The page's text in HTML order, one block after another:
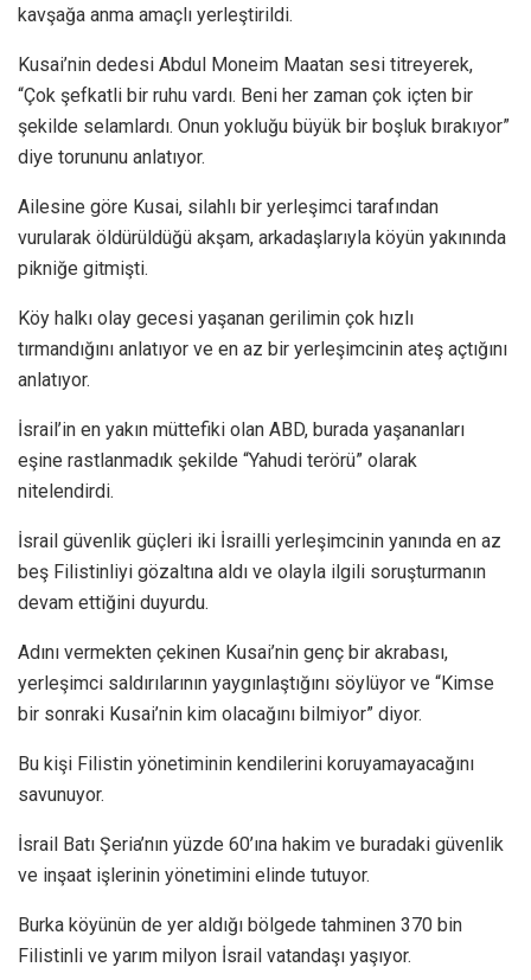
kavşağa anma amaçlı yerleştirildi.
Kusai’nin dedesi Abdul Moneim Maatan sesi titreyerek,
“Çok şefkatli bir ruhu vardı. Beni her zaman çok içten bir
şekilde selamlardı. Onun yokluğu büyük bir boşluk bırakıyor”
diye torununu anlatıyor.
Ailesine göre Kusai, silahlı bir yerleşimci tarafından
vurularak öldürüldüğü akşam, arkadaşlarıyla köyün yakınında
pikniğe gitmişti.
Köy halkı olay gecesi yaşanan gerilimin çok hızlı
tırmandığını anlatıyor ve en az bir yerleşimcinin ateş açtığını
anlatıyor.
İsrail’in en yakın müttefiki olan ABD, burada yaşananları
eşine rastlanmadık şekilde “Yahudi terörü” olarak
nitelendirdi.
İsrail güvenlik güçleri iki İsrailli yerleşimcinin yanında en az
beş Filistinliyi gözaltına aldı ve olayla ilgili soruşturmanın
devam ettiğini duyurdu.
Adını vermekten çekinen Kusai’nin genç bir akrabası,
yerleşimci saldırılarının yaygınlaştığını söylüyor ve “Kimse
bir sonraki Kusai’nin kim olacağını bilmiyor” diyor.
Bu kişi Filistin yönetiminin kendilerini koruyamayacağını
savunuyor.
İsrail Batı Şeria’nın yüzde 60’ına hakim ve buradaki güvenlik
ve inşaat işlerinin yönetimini elinde tutuyor.
Burka köyünün de yer aldığı bölgede tahminen 370 bin
Filistinli ve yarım milyon İsrail vatandaşı yaşıyor.